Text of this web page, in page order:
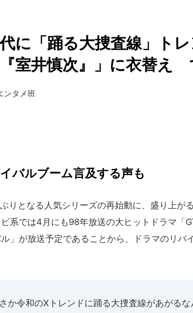
に「踊る大捜査線」ト
『室井慎次』」に衣替え
ンタメ班
バルブーム言及する声も
りとなる人気シリーズの再始動に、盛り上が
系では4月にも98年放送の大ヒットドラマ「
ル」が放送予定であることから、ドラマのリバ
さか令和のXトレンドに踊る大捜査線があがるな